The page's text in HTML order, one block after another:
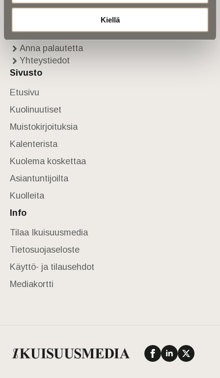
Kiellä
valtakunnallinen mediabrändi. Julkaisemme uusimmat
kuolinuutiset ja kuolintiedot.
Anna palautetta
Yhteystiedot
Sivusto
Etusivu
Kuolinuutiset
Muistokirjoituksia
Kalenterista
Kuolema koskettaa
Asiantuntijoilta
Kuolleita
Info
Tilaa Ikuisuusmedia
Tietosuojaseloste
Käyttö- ja tilausehdot
Mediakortti